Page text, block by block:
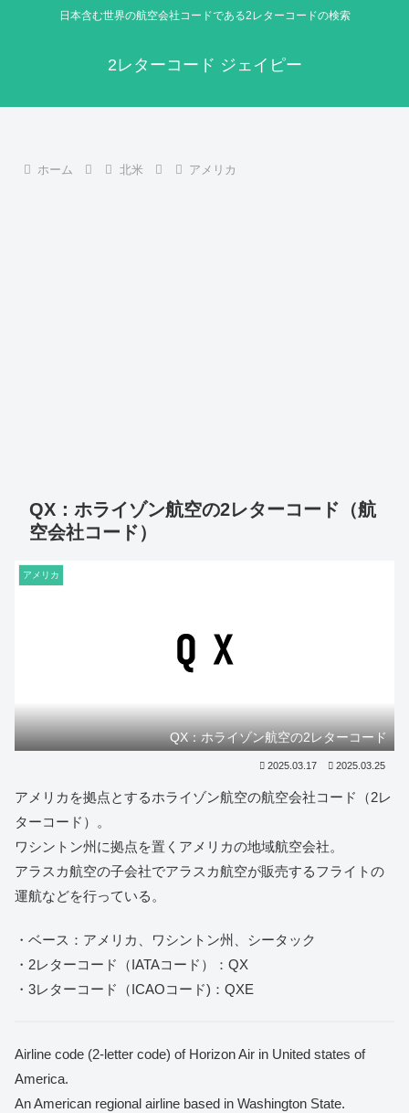
日本含む世界の航空会社コードである2レターコードの検索
2レターコード ジェイピー
ホーム 北米 アメリカ
QX：ホライゾン航空の2レターコード（航
空会社コード）
アメリカ
QX：ホライゾン航空の2レターコード
2025.03.17 2025.03.25
アメリカを拠点とするホライゾン航空の航空会社コード（2レ
ターコード）。
ワシントン州に拠点を置くアメリカの地域航空会社。
アラスカ航空の子会社でアラスカ航空が販売するフライトの
運航などを行っている。
・ベース：アメリカ、ワシントン州、シータック
・2レターコード（IATAコード）：QX
・3レターコード（ICAOコード)：QXE
Airline code (2-letter code) of Horizon Air in United states of
America.
An American regional airline based in Washington State.